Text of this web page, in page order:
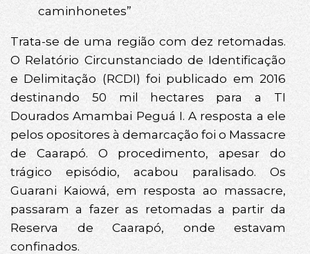
caminhonetes”
Trata-se de uma região com dez retomadas.
O Relatório Circunstanciado de Identificação
e Delimitação (RCDI) foi publicado em 2016
destinando 50 mil hectares para a TI
Dourados Amambai Peguá I. A resposta a ele
pelos opositores à demarcação foi o Massacre
de Caarapó. O procedimento, apesar do
trágico episódio, acabou paralisado. Os
Guarani Kaiowá, em resposta ao massacre,
passaram a fazer as retomadas a partir da
Reserva de Caarapó, onde estavam
confinados.